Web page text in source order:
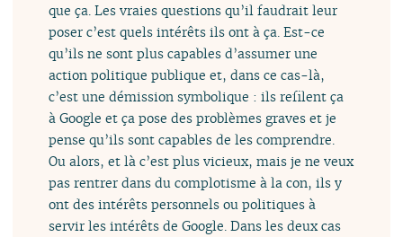
que ça. Les vraies questions qu’il faudrait leur
poser c’est quels intérêts ils ont à ça. Est-ce
qu’ils ne sont plus capables d’assumer une
action politique publique et, dans ce cas-là,
c’est une démission symbolique : ils refilent ça
à Google et ça pose des problèmes graves et je
pense qu’ils sont capables de les comprendre.
Ou alors, et là c’est plus vicieux, mais je ne veux
pas rentrer dans du complotisme à la con, ils y
ont des intérêts personnels ou politiques à
servir les intérêts de Google. Dans les deux cas